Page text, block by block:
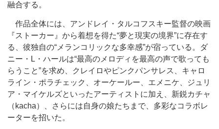
融合する。
作品全体には、アンドレイ・タルコフスキー監督の映画
『ストーカー』から着想を得た“夢と現実の境界”に存在す
る、彼独自の“メランコリックな多幸感”が宿っている。ダ
ニー・L・ハールは“最高のメロディを最高の声で歌っても
らうこと”を求め、クレイロやピンクパンサレス、キャロ
ライン・ポラチェック、オーケールー、エメニケ、ジュリ
ア・マイケルズといったアーティストに加え、新鋭カチャ
（kacha）、さらには自身の娘たちまで、多彩なコラボレ
ーターを招いた。